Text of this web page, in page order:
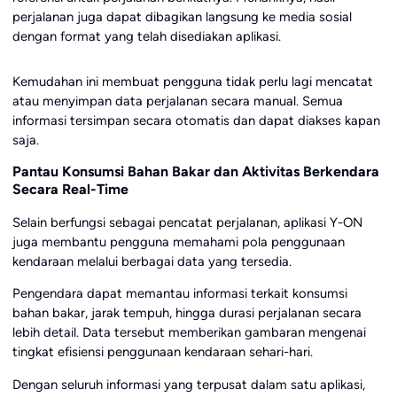
perjalanan juga dapat dibagikan langsung ke media sosial
dengan format yang telah disediakan aplikasi.
Kemudahan ini membuat pengguna tidak perlu lagi mencatat
atau menyimpan data perjalanan secara manual. Semua
informasi tersimpan secara otomatis dan dapat diakses kapan
saja.
Pantau Konsumsi Bahan Bakar dan Aktivitas Berkendara
Secara Real-Time
Selain berfungsi sebagai pencatat perjalanan, aplikasi Y-ON
juga membantu pengguna memahami pola penggunaan
kendaraan melalui berbagai data yang tersedia.
Pengendara dapat memantau informasi terkait konsumsi
bahan bakar, jarak tempuh, hingga durasi perjalanan secara
lebih detail. Data tersebut memberikan gambaran mengenai
tingkat efisiensi penggunaan kendaraan sehari-hari.
Dengan seluruh informasi yang terpusat dalam satu aplikasi,